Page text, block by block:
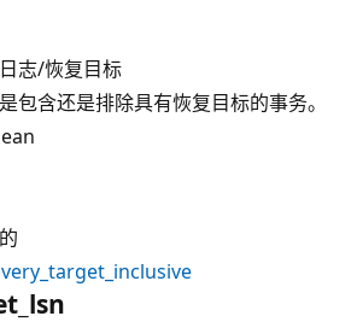
志/恢复目标
包含还是排除具有恢复目标的事务。